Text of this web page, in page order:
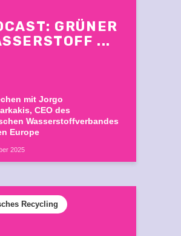
GRÜNER
...
mit Jorgo
CEO des
Wasserstoffverbandes
Europe
2025
Recycling